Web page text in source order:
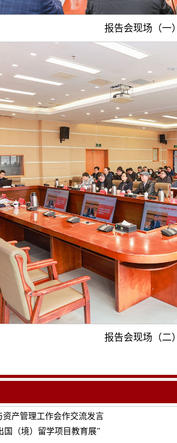
报告会现场（一）
报告会现场（二）
资产管理工作会作交流发言
国（境）留学项目教育展”